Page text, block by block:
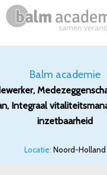
Balm academie
Integraal
inzetbaarheid
Locatie: Noord-Holland